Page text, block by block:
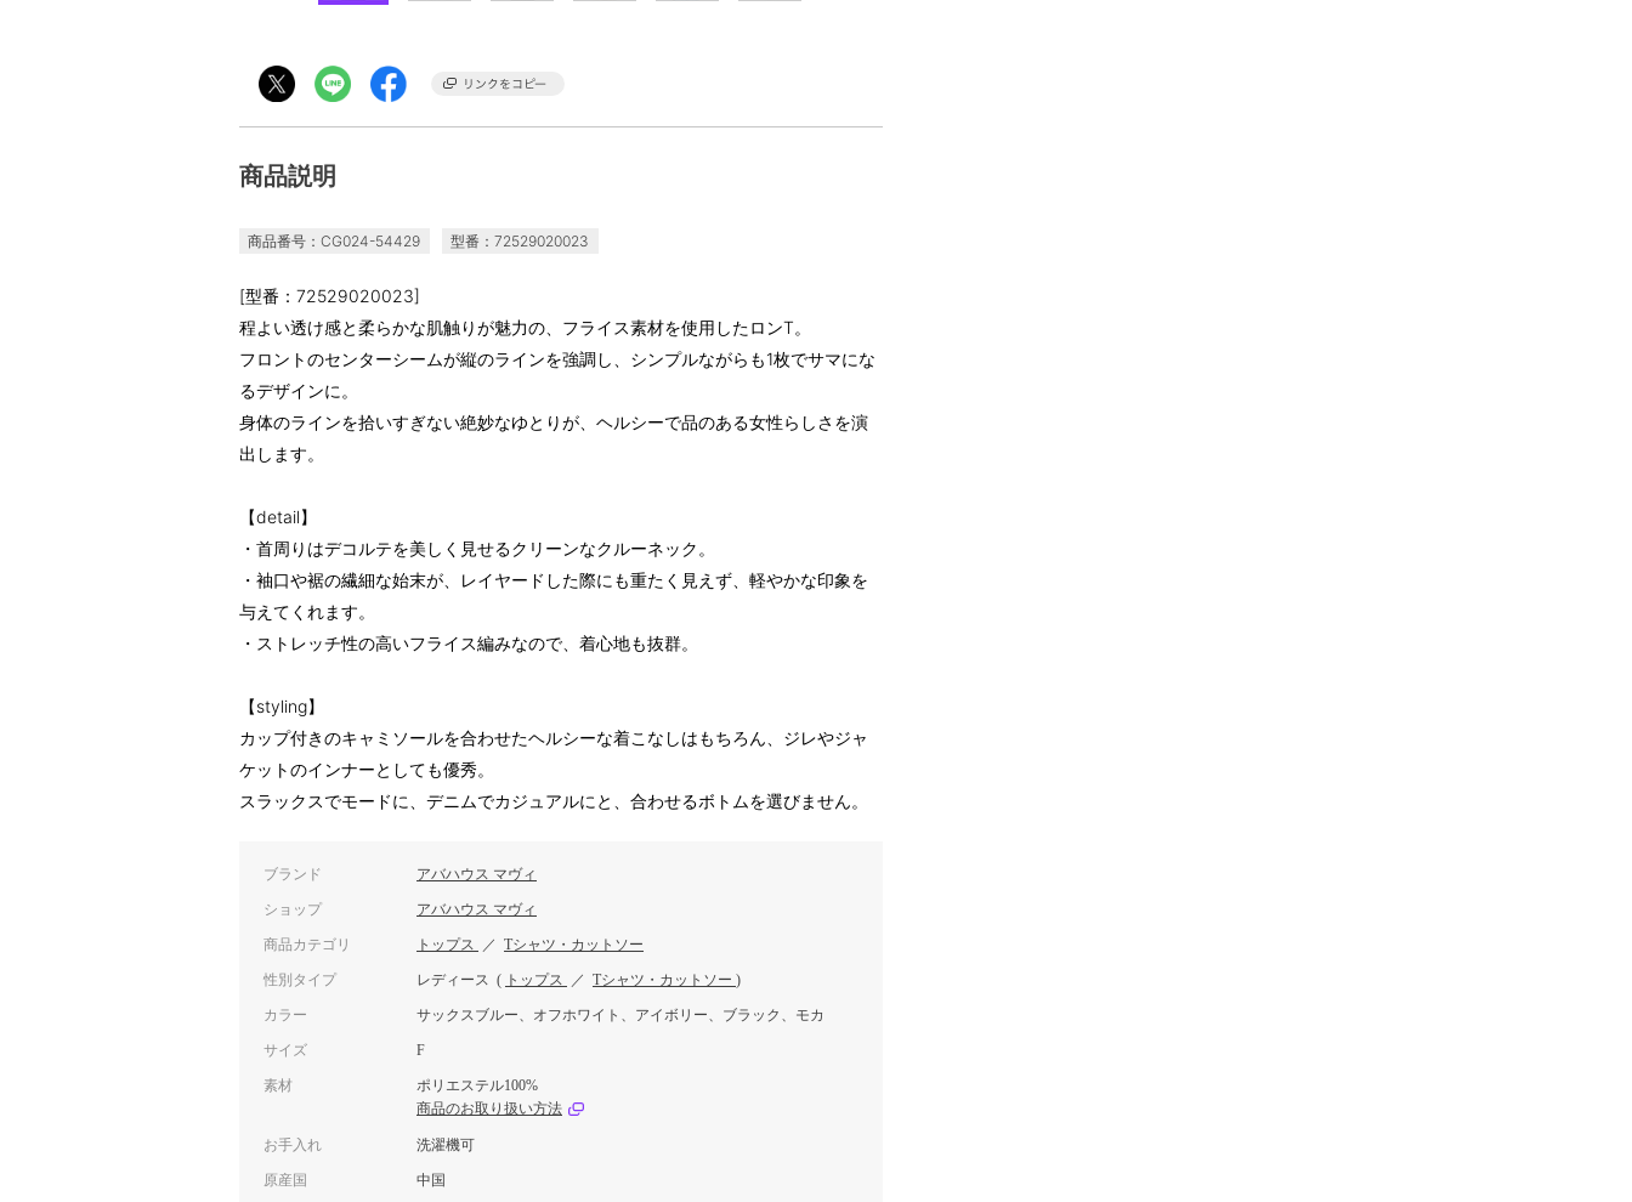
商品説明
商品番号：CG024-54429 型番：72529020023
[型番：72529020023]
程よい透け感と柔らかな肌触りが魅力の、フライス素材を使用したロンT。
フロントのセンターシームが縦のラインを強調し、シンプルながらも1枚でサマにな
るデザインに。
身体のラインを拾いすぎない絶妙なゆとりが、ヘルシーで品のある女性らしさを演
出します。
【detail】
・首周りはデコルテを美しく見せるクリーンなクルーネック。
・袖口や裾の繊細な始末が、レイヤードした際にも重たく見えず、軽やかな印象を
与えてくれます。
・ストレッチ性の高いフライス編みなので、着心地も抜群。
【styling】
カップ付きのキャミソールを合わせたヘルシーな着こなしはもちろん、ジレやジャ
ケットのインナーとしても優秀。
スラックスでモードに、デニムでカジュアルにと、合わせるボトムを選びません。
ブランド アバハウス マヴィ
ショップ アバハウス マヴィ
商品カテゴリ トップス ／ Tシャツ・カットソー
性別タイプ レディース ( トップス ／ Tシャツ・カットソー )
カラー サックスブルー、オフホワイト、アイボリー、ブラック、モカ
サイズ F
素材
ポリエステル100%
商品のお取り扱い方法
お手入れ 洗濯機可
原産国 中国